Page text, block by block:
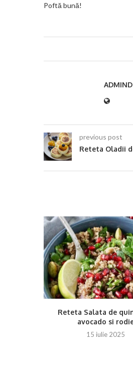
Poftă bună!
ADMIND
previous post
Reteta Oladii
Reteta Salata de
avocado si
15 iulie 2025